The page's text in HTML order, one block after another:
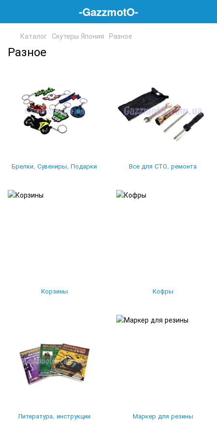
-GazzmotO-
Каталог Скутеры Япония Разное
Разное
Брелки, Сувениры, Подарки Все для СТО, ремонта
Корзины Кофры
Литература, инструкции Маркер для резины